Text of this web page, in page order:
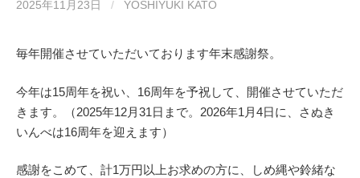
2025年11月23日 / YOSHIYUKI KATO
毎年開催させていただいております年末感謝祭。
今年は15周年を祝い、16周年を予祝して、開催させていただ
きます。（2025年12月31日まで。2026年1月4日に、さぬき
いんべは16周年を迎えます）
感謝をこめて、計1万円以上お求めの方に、しめ縄や鈴緒な